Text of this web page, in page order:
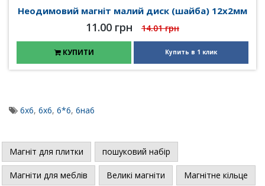
Неодимовий магніт малий диск (шайба) 12х2мм
11.00 грн 14.01 грн
КУПИТИ Купить в 1 клик
6x6, 6х6, 6*6, 6на6
Магніт для плитки пошуковий набір
Магніти для меблів Великі магніти Магнітне кільце